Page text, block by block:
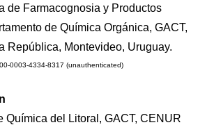
de Farmacognosia y Productos
de Química Orgánica, GACT,
República, Montevideo, Uruguay.
0003-4334-8317 (unauthenticated)
Química del Litoral, GACT, CENUR